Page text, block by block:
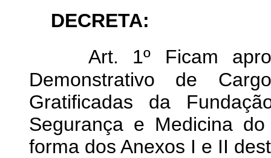
DECRETA:
Art. 1º Ficam
Demonstrativo de
Gratificadas da
Segurança e Medicina
forma dos Anexos I e II